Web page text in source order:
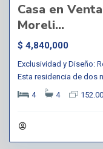
Casa en
Moreli...
$ 4,840,000
Exclusividad y Diseño:
Esta residencia de dos
4
4